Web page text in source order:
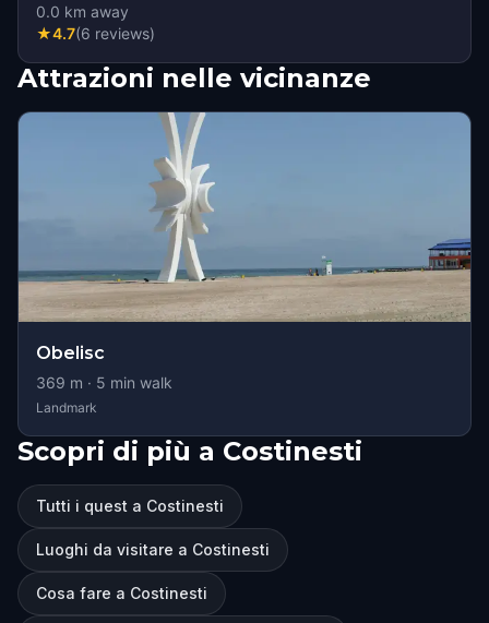
0.0 km away
★4.7(6 reviews)
Attrazioni nelle vicinanze
Obelisc
369 m · 5 min walk
Landmark
Scopri di più a Costinesti
Tutti i quest a Costinesti
Luoghi da visitare a Costinesti
Cosa fare a Costinesti